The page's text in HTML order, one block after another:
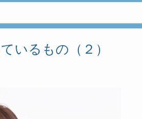
いるもの（２）